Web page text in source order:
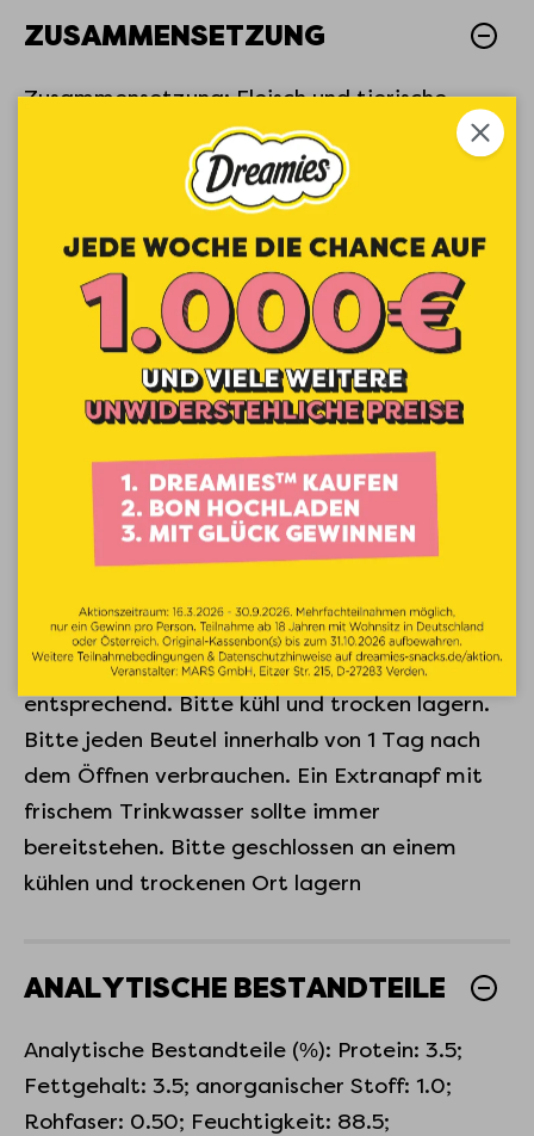
ZUSAMMENSETZUNG
Zusammensetzung: Fleisch und tierische
Nebenerzeugnisse (u.a. Huhn 4%), pflanzliche
Nebenerzeugnisse, Öle und Fette, Milch und
Molkereierzeugnisse (u.a. Milchprotein 0.5%).
ZUSATZSTOFFE
Zusatzstoffe pro kg:
Ernährungsphysiologische Zusatzstoffe:
Taurin: 445 mg.
FÜTTERUNGSEMPFEHLUNG
Fütterungsempfehlung: Füttern Sie bis zu 1
Beutel täglich. Reduzieren Sie die Vollnahrung
entsprechend. Bitte kühl und trocken lagern.
Bitte jeden Beutel innerhalb von 1 Tag nach
dem Öffnen verbrauchen. Ein Extranapf mit
frischem Trinkwasser sollte immer
bereitstehen. Bitte geschlossen an einem
kühlen und trockenen Ort lagern
ANALYTISCHE BESTANDTEILE
Analytische Bestandteile (%): Protein: 3.5;
Fettgehalt: 3.5; anorganischer Stoff: 1.0;
Rohfaser: 0.50; Feuchtigkeit: 88.5;